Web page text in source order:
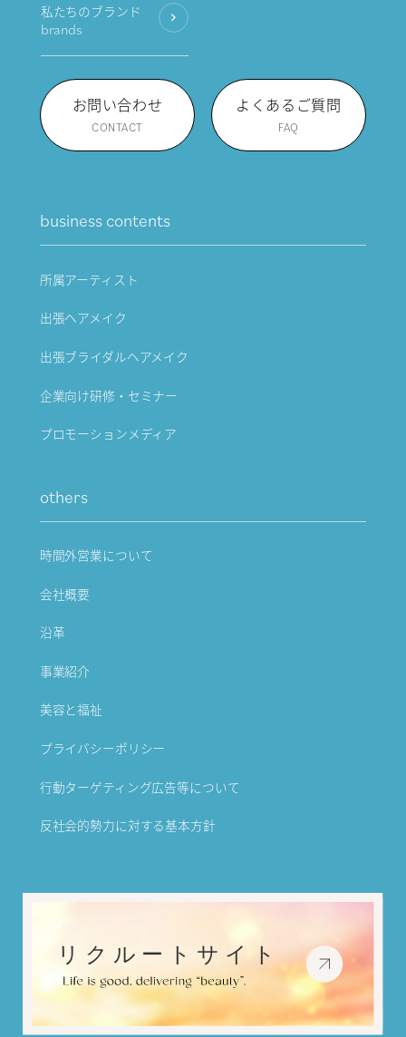
私たちのブランド
brands
お問い合わせ
CONTACT
よくあるご質問
FAQ
business contents
所属アーティスト
出張ヘアメイク
出張ブライダルヘアメイク
企業向け研修・セミナー
プロモーションメディア
others
時間外営業について
会社概要
沿革
事業紹介
美容と福祉
プライバシーポリシー
行動ターゲティング広告等について
反社会的勢力に対する基本方針